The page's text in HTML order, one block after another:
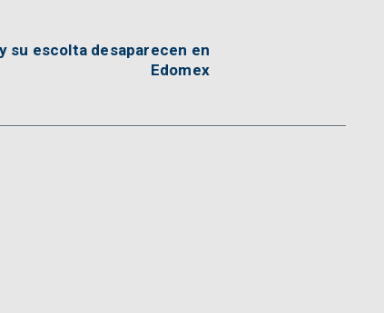
su escolta desaparecen en
Edomex